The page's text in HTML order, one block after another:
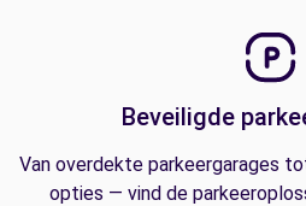
Beveiligde
Van overdekte parkeergarages
opties — vind de